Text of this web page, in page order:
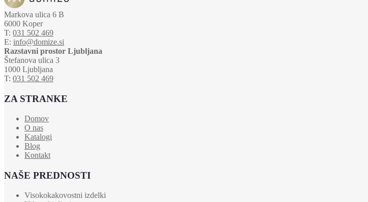
Markova ulica 6 B
6000 Koper
T: 031 502 469
E: info@domize.si
Razstavni prostor Ljubljana
Štefanova ulica 3
1000 Ljubljana
T: 031 502 469
ZA STRANKE
Domov
O nas
Katalogi
Blog
Kontakt
NAŠE PREDNOSTI
Visokokakovostni izdelki